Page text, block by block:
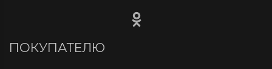
ПОКУПАТЕЛЮ